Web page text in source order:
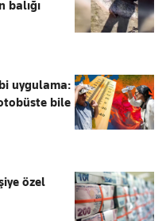
balığı
uygulama:
bile
özel